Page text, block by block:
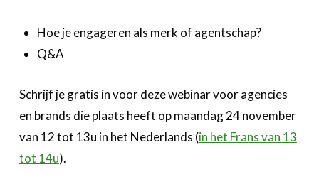
Hoe je engageren als merk of agentschap?
Q&A
Schrijf je gratis in voor deze webinar voor agencies
en brands die plaats heeft op maandag 24 november
van 12 tot 13u in het Nederlands (in het Frans van 13
tot 14u).